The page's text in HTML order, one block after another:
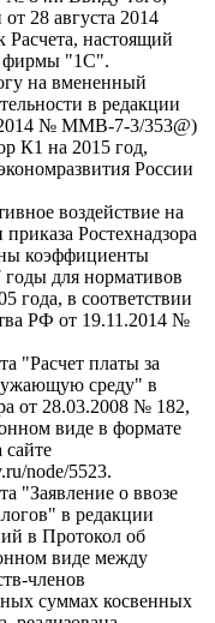
28 августа 2014
настоящий
фирмы "1С".
на вмененный
в редакции
№ ММВ-7-3/353@)
К1 на 2015 год,
России
воздействие на
Ростехнадзора
коэффициенты
для нормативов
года, в соответствии
РФ от 19.11.2014 №
"Расчет платы за
среду" в
от 28.03.2008 № 182,
виде в формате
node/5523.
"Заявление о ввозе
в редакции
в Протокол об
виде между
членов
суммах косвенных